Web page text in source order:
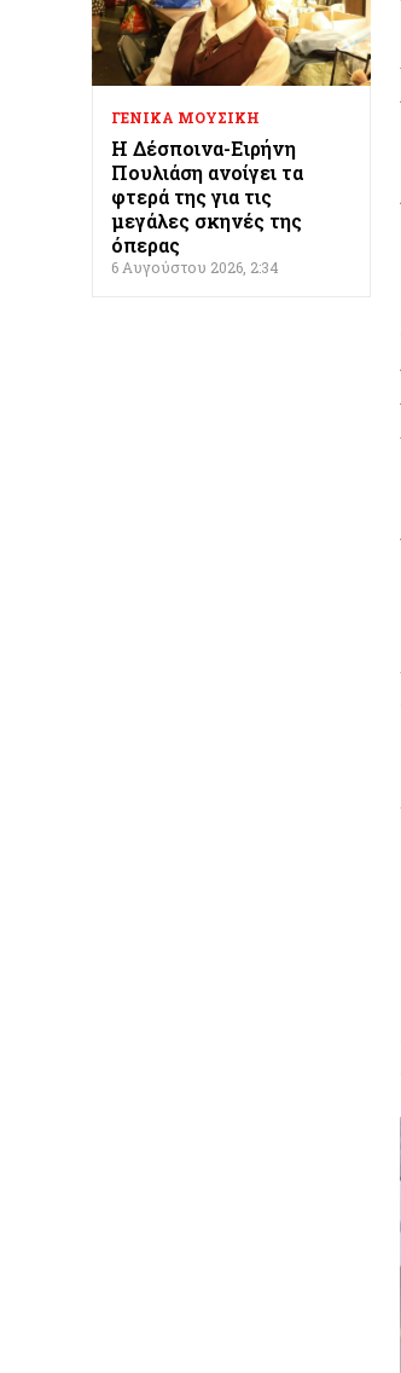
Η Δέσποινα-Ειρήνη
Πουλιάση ανοίγει τα
φτερά της για τις
μεγάλες σκηνές της
όπερας
6 Αυγούστου 2026, 2:34